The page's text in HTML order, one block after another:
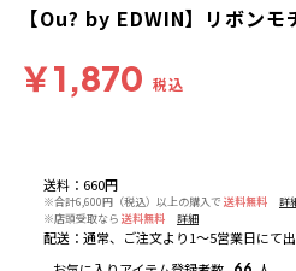
送料 ： 660円
※合計6,600円（税込）以上の購入で 送料無料
詳
※店頭受取なら 送料無料 詳細
配送 ： 通常、ご注文より1～5営業日にて
【Ou? by EDWIN】リボンモ
￥1,870 税込